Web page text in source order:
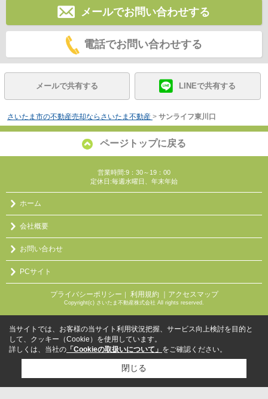
メールでお問い合わせする
電話でお問い合わせする
メールで共有する LINEで共有する
さいたま市の不動産売却ならさいたま不動産 > サンライフ東川口
ページトップに戻る
営業時間:9：30～19：00
定休日:毎週水曜日、年末年始
ホーム
会社概要
お問い合わせ
PCサイト
プライバシーポリシー ｜ 利用規約 ｜アクセスマップ
Copyright(c) さいたま不動産株式会社 All rights reserved.
当サイトでは、お客様の当サイト利用状況把握、サービス向上検討を目的と
して、クッキー（Cookie）を使用しています。
詳しくは、当社の 「Cookieの取扱いについて」 をご確認ください。
閉じる